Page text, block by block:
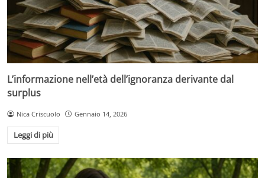
L’informazione nell’età dell’ignoranza derivante dal
surplus
Nica Criscuolo Gennaio 14, 2026
Leggi di più